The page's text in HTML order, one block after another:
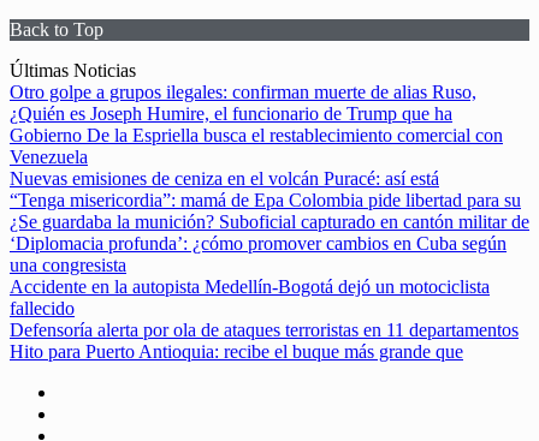
Back to Top
Skip
to
content
Últimas Noticias
Otro golpe a grupos ilegales: confirman muerte de alias Ruso,
¿Quién es Joseph Humire, el funcionario de Trump que ha
Gobierno De la Espriella busca el restablecimiento comercial con
Venezuela
Nuevas emisiones de ceniza en el volcán Puracé: así está
“Tenga misericordia”: mamá de Epa Colombia pide libertad para su
¿Se guardaba la munición? Suboficial capturado en cantón militar de
‘Diplomacia profunda’: ¿cómo promover cambios en Cuba según
una congresista
Accidente en la autopista Medellín-Bogotá dejó un motociclista
fallecido
Defensoría alerta por ola de ataques terroristas en 11 departamentos
Hito para Puerto Antioquia: recibe el buque más grande que